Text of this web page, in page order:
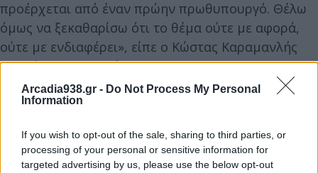
Arcadia938.gr - Do Not Process My Personal
Information
If you wish to opt-out of the sale, sharing to third parties, or
processing of your personal or sensitive information for
targeted advertising by us, please use the below opt-out
προέρχεται από έναν πρώην πρωθυπουργό. Θέλω
όμως να ξεκαθαρίσω ότι το θέμα ούτε με αφορά,
ούτε με ενδιαφέρει», είπε ο Κώστας Καραμανλής
στο τέλος της ομιλίας του.
Τι ανέφερε για τις σχέσεις Ελλάδας-
Τουρκίας και την κατάσταση στην Ευρώπη
Ο πρώην Πρωθυπουργός υπογράμμισε: «Με